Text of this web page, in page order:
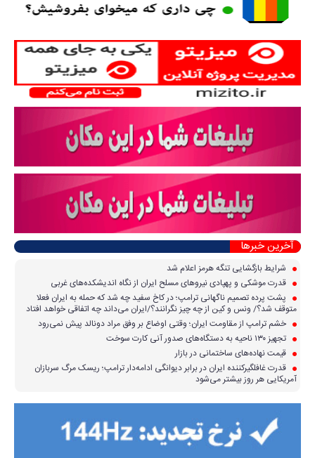
آخرین خبرها
شرایط بازگشایی تنگه هرمز اعلام شد
قدرت موشکی و پهپادی نیرو‌های مسلح ایران از نگاه اندیشکده‌های غربی
پشت پرده تصمیم ناگهانی ترامپ؛ در کاخ سفید چه شد که حمله به ایران فعلا
متوقف شد؟/ ونس و کین از چه چیز نگرانند؟/ایران می‌داند چه اتفاقی خواهد افتاد
خشم ترامپ از مقاومت ایران؛ وقتی اوضاع بر وفق مراد دونالد پیش نمی‌رود
تجهیز ۱۳۰ ناحیه به دستگاه‌های صدور آنی کارت سوخت
قیمت نهاده‌های ساختمانی در بازار
قدرت غافلگیرکننده ایران در برابر دیوانگی ادامه‌دار ترامپ؛ ریسک مرگ سربازان
آمریکایی هر روز بیشتر می‌شود